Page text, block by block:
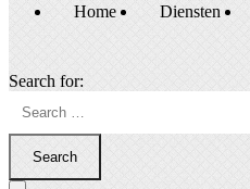
Home Diensten
Search for:
Search